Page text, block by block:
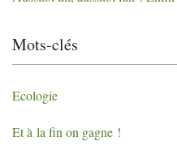
Mots-clés
Ecologie
Et à la fin on gagne !